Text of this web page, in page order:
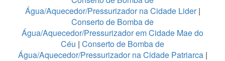
Água/Aquecedor/Pressurizador na Cidade Lider|
Conserto de Bomba de
Água/Aquecedor/Pressurizador em Cidade Mae do
Céu | Conserto de Bomba de
Água/Aquecedor/Pressurizador na Cidade Patriarca|